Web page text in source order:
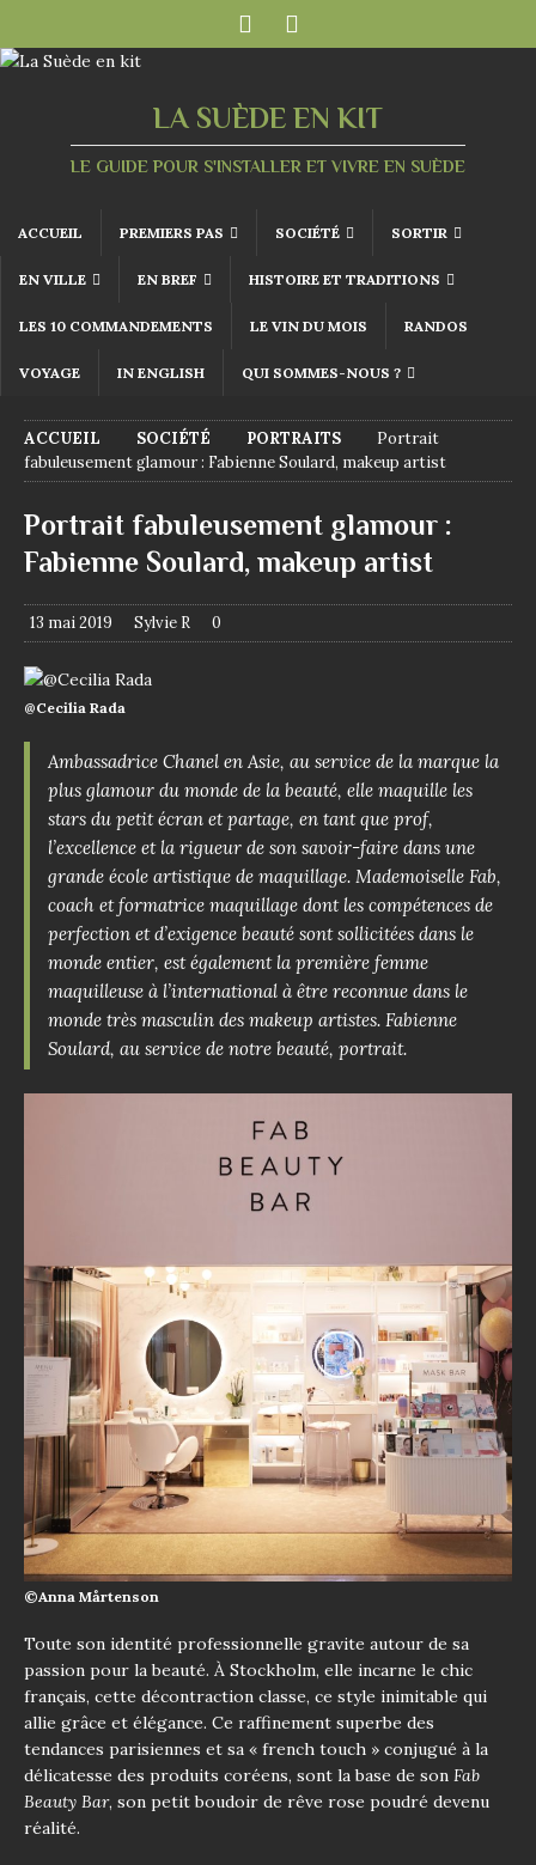
LA SUÈDE EN KIT
LE GUIDE POUR S'INSTALLER ET VIVRE EN SUÈDE
ACCUEIL PREMIERS PAS SOCIÉTÉ SORTIR
EN VILLE EN BREF HISTOIRE ET TRADITIONS
LES 10 COMMANDEMENTS LE VIN DU MOIS RANDOS
VOYAGE IN ENGLISH QUI SOMMES-NOUS ?
ACCUEIL SOCIÉTÉ PORTRAITS
Portrait
fabuleusement glamour : Fabienne Soulard, makeup artist
Portrait fabuleusement glamour :
Fabienne Soulard, makeup artist
13 mai 2019 Sylvie R 0
@Cecilia Rada
Ambassadrice Chanel en Asie, au service de la marque la
plus glamour du monde de la beauté, elle maquille les
stars du petit écran et partage, en tant que prof,
l’excellence et la rigueur de son savoir-faire dans une
grande école artistique de maquillage. Mademoiselle Fab,
coach et formatrice maquillage dont les compétences de
perfection et d’exigence beauté sont sollicitées dans le
monde entier, est également la première femme
maquilleuse à l’international à être reconnue dans le
monde très masculin des makeup artistes. Fabienne
Soulard, au service de notre beauté, portrait.
©Anna Mårtenson
Toute son identité professionnelle gravite autour de sa
passion pour la beauté. À Stockholm, elle incarne le chic
français, cette décontraction classe, ce style inimitable qui
allie grâce et élégance. Ce raffinement superbe des
tendances parisiennes et sa « french touch » conjugué à la
délicatesse des produits coréens, sont la base de son Fab
Beauty Bar, son petit boudoir de rêve rose poudré devenu
réalité.